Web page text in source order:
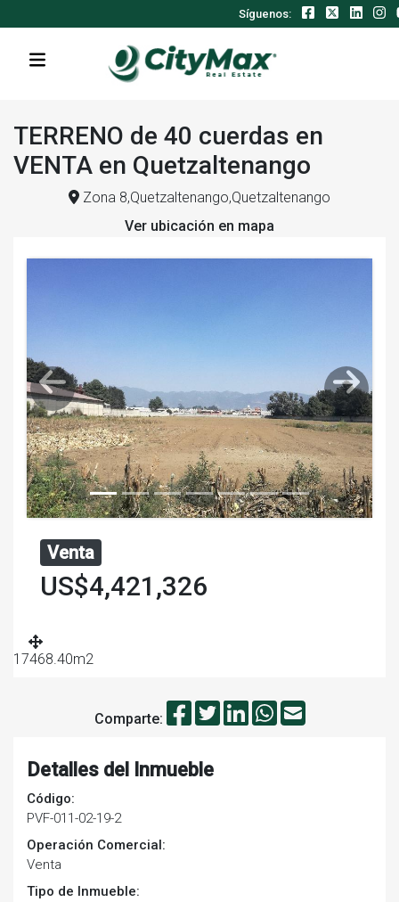
Síguenos:
TERRENO de 40 cuerdas en
VENTA en Quetzaltenango
Zona 8,Quetzaltenango,Quetzaltenango
Ver ubicación en mapa
Venta
US$4,421,326
17468.40m2
Comparte:
Detalles del Inmueble
Código:
PVF-011-02-19-2
Operación Comercial:
Venta
Tipo de Inmueble: